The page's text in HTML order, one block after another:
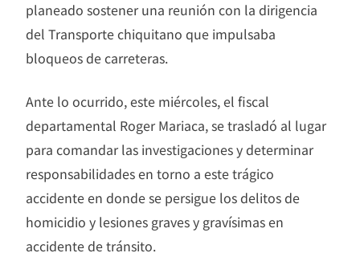
planeado sostener una reunión con la dirigencia
del Transporte chiquitano que impulsaba
bloqueos de carreteras.
Ante lo ocurrido, este miércoles, el fiscal
departamental Roger Mariaca, se trasladó al lugar
para comandar las investigaciones y determinar
responsabilidades en torno a este trágico
accidente en donde se persigue los delitos de
homicidio y lesiones graves y gravísimas en
accidente de tránsito.